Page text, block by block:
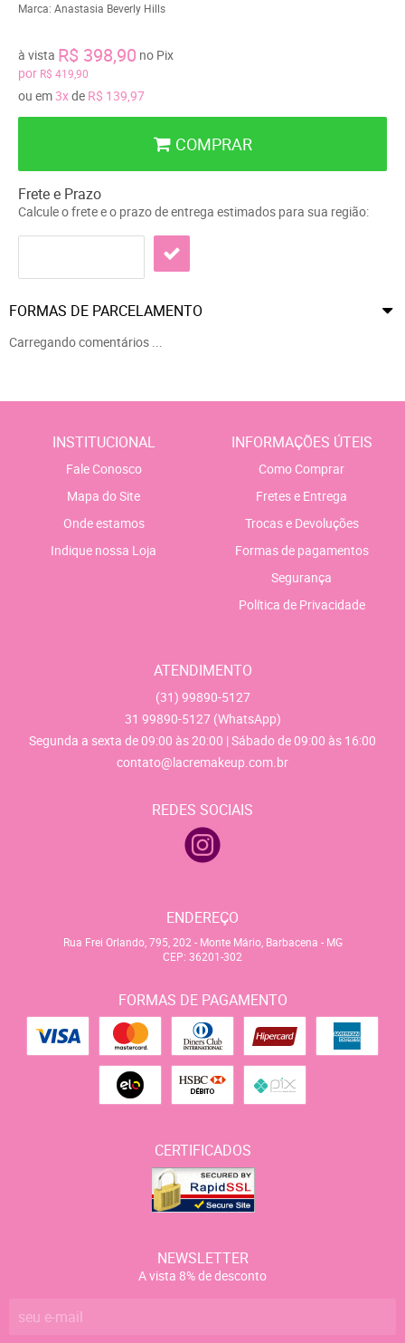
Marca: Anastasia Beverly Hills
por R$ 419,90
à vista R$ 398,90 no Pix
ou em3xde R$ 139,97
COMPRAR
Frete e Prazo
Calcule o frete e o prazo de entrega estimados para sua região:
FORMAS DE PARCELAMENTO
Carregando comentários ...
INSTITUCIONAL
Fale Conosco
Mapa do Site
Onde estamos
Indique nossa Loja
INFORMAÇÕES ÚTEIS
Como Comprar
Fretes e Entrega
Trocas e Devoluções
Formas de pagamentos
Segurança
Política de Privacidade
ATENDIMENTO
(31) 99890-5127
31 99890-5127 (WhatsApp)
Segunda a sexta de 09:00 às 20:00 | Sábado de 09:00 às 16:00
contato@lacremakeup.com.br
REDES SOCIAIS
ENDEREÇO
Rua Frei Orlando, 795, 202 - Monte Mário, Barbacena - MG
CEP: 36201-302
FORMAS DE PAGAMENTO
CERTIFICADOS
NEWSLETTER
A vista 8% de desconto